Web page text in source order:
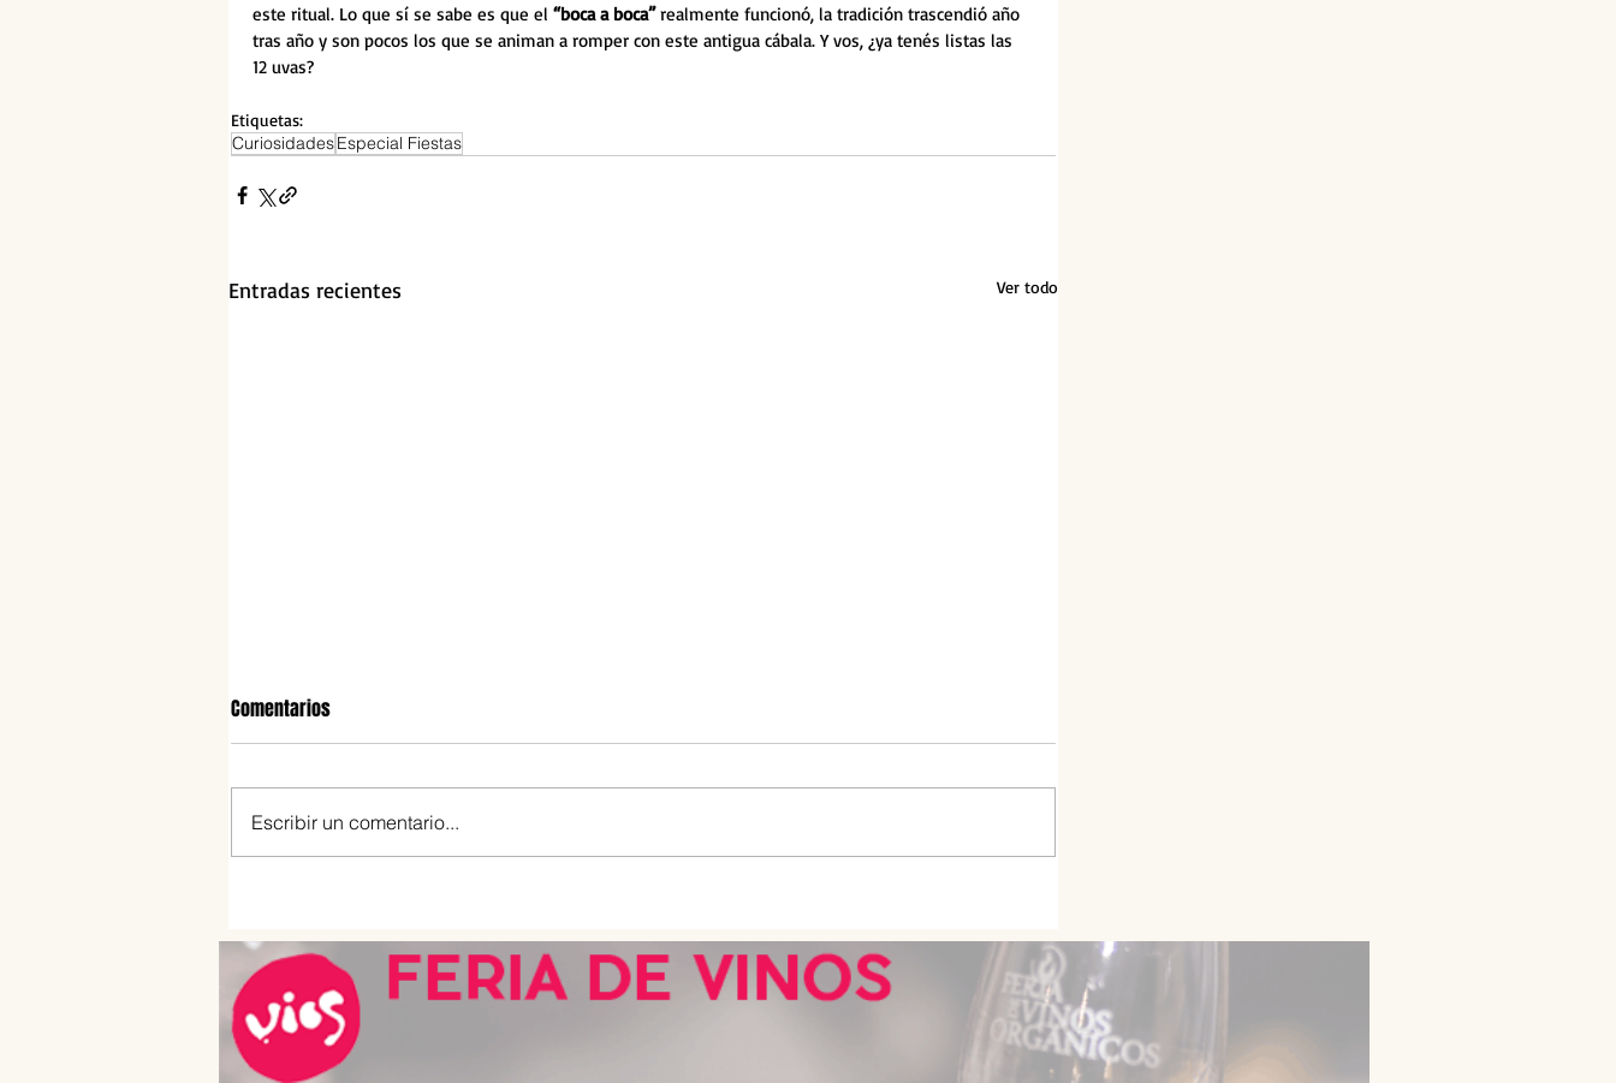
este ritual. Lo que sí se sabe es que el “boca a boca” realmente funcionó, la tradición trascendió año
tras año y son pocos los que se animan a romper con este antigua cábala. Y vos, ¿ya tenés listas las
12 uvas?
Etiquetas:
CuriosidadesEspecial Fiestas
Entradas recientes Ver todo
dulce, stollen y panettone?
Comentarios
Escribir un comentario...